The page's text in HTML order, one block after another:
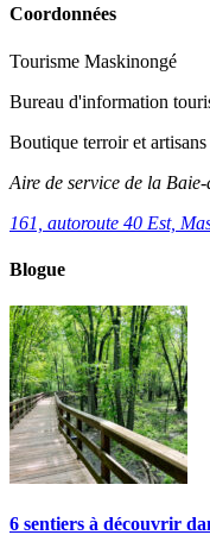
Coordonnées
Tourisme Maskinongé
Bureau d'information
Boutique terroir et artisans
Aire de service de la
161, autoroute 40 Est,
Blogue
6 sentiers à découvrir